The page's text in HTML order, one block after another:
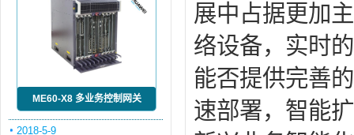
ME60-X8 多业务控制网关
2018-5-9
展中占据更加
络设备，实时
能否提供完善
速部署，智能